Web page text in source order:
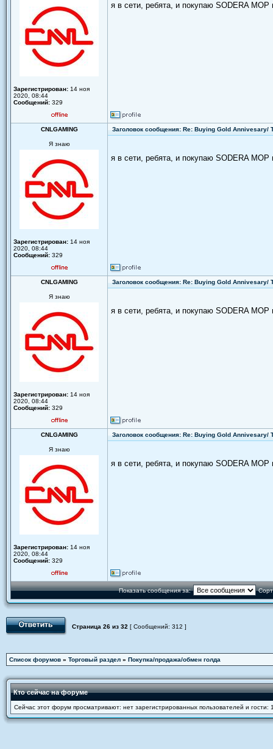
Зарегистрирован: 14 ноя
2020, 08:44
Сообщений: 329
я в сети, ребята, и покупаю SODERA
CNLGAMING Заголовок сообщения: Re: Buying Gold Annivesary/
Я знаю
Зарегистрирован: 14 ноя
2020, 08:44
Сообщений: 329
я в сети, ребята, и покупаю SODERA
CNLGAMING Заголовок сообщения: Re: Buying Gold Annivesary/
Я знаю
Зарегистрирован: 14 ноя
2020, 08:44
Сообщений: 329
я в сети, ребята, и покупаю SODERA
CNLGAMING Заголовок сообщения: Re: Buying Gold Annivesary/
Я знаю
Зарегистрирован: 14 ноя
2020, 08:44
Сообщений: 329
я в сети, ребята, и покупаю SODERA
Показать сообщения за:
Страница 26 из 32 [ Сообщений: 312 ]
Список форумов » Торговый раздел » Покупка/продажа/обмен голда
Кто сейчас на форуме
Сейчас этот форум просматривают: нет зарегистрированных пользователей и гости: